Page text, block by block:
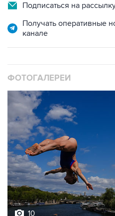
Подписаться на
Получать оперативные
канале
ФОТОГАЛЕРЕИ
10